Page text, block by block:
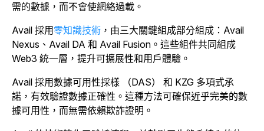
需的數據，而不會使網絡過載。
Avail 採用 零知識技術 ，由三大關鍵組成部分組成：Avail
Nexus、Avail DA 和 Avail Fusion。這些組件共同組成
Web3 統一層，提升可擴展性和用戶體驗。
Avail 採用數據可用性採樣 （DAS） 和 KZG 多項式承
諾，有效驗證數據正確性。這種方法可確保近乎完美的數
據可用性，而無需依賴欺詐證明。